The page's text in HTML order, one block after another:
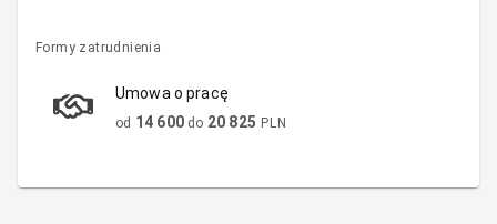
Formy zatrudnienia
Umowa o pracę
od 14 600 do 20 825 PLN